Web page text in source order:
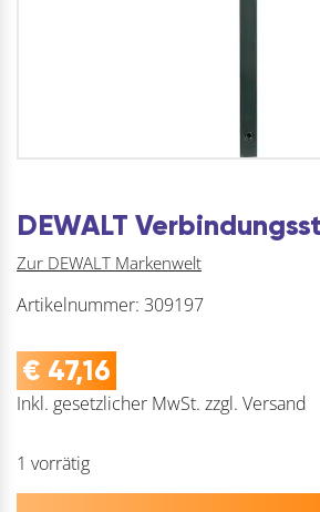
DEWALT
Zur DEWALT Markenwelt
Artikelnummer: 309197
€ 47,16
Inkl. gesetzlicher MwSt. zzgl. Versand
1 vorrätig